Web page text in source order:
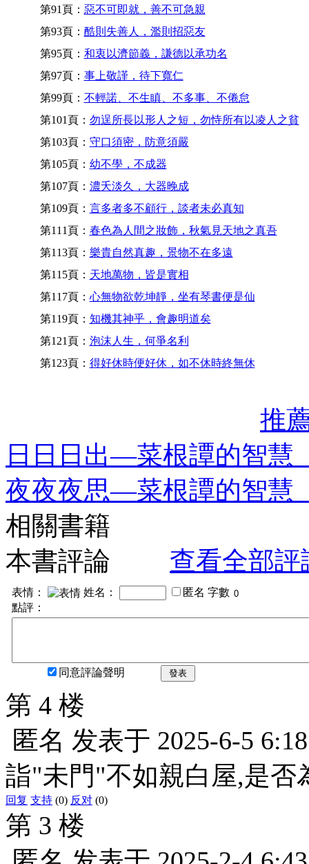
第91頁： 惡不可即就，善不可急親
第93頁： 酷則失善人，濫則招惡友
第95頁： 和衷以濟節義，謙德以承功名
第97頁： 事上敬謹，待下寬仁
第99頁： 不輕諾、不生瞋、不多事、不倦怠
第101頁： 勿逞所長以形人之短，勿恃所有以凌人之貧
第103頁： 守口須密，防意須嚴
第105頁： 幼不學，不成器
第107頁： 濃夭淡久，大器晚成
第109頁： 言多者多不顧行，談者未必真知
第111頁： 春色為人間之妝飾，秋氣見天地之真吾
第113頁： 樂貴自然真趣，景物不在多遠
第115頁： 天地萬物，皆是實相
第117頁： 心無物欲乾坤靜，坐有琴書便是仙
第119頁： 知機其神乎，會趣明道矣
第121頁： 泡沫人生，何爭名利
第123頁： 得好休時便好休，如不休時終無休
推
日日日出—菜根譚的智
夜夜夜思—菜根譚的智
相關書籍
本書評論
查看全部評
表情： 姓名： 匿名 字數
點評：
同意評論聲明 發表
第 4 楼
匿名 发表于 2025-6-5
詣"未門"不如親白屋,是否
回复 支持 (0) 反对 (0)
第 3 楼